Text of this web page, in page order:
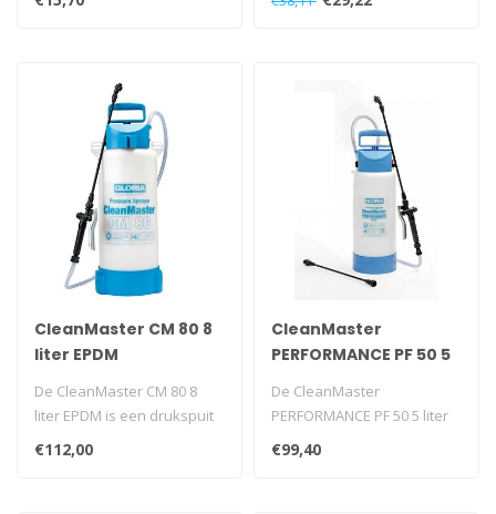
CleanMaster CM 80 8
liter EPDM
De CleanMaster CM 80 8
liter EPDM is een drukspuit
met een grote vulinhoud
gesch..
€112,00
CleanMaster
PERFORMANCE PF 50 5
De CleanMaster
PERFORMANCE PF 50 5 liter
Viton is een oliebestendige
drukspuit m..
€99,40